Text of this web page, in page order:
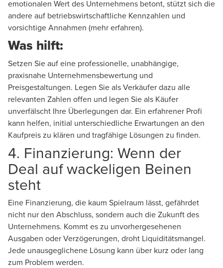
emotionalen Wert des Unternehmens betont, stützt sich die
andere auf betriebswirtschaftliche Kennzahlen und
vorsichtige Annahmen (mehr erfahren).
Was hilft:
Setzen Sie auf eine professionelle, unabhängige,
praxisnahe Unternehmensbewertung und
Preisgestaltungen. Legen Sie als Verkäufer dazu alle
relevanten Zahlen offen und legen Sie als Käufer
unverfälscht Ihre Überlegungen dar. Ein erfahrener Profi
kann helfen, initial unterschiedliche Erwartungen an den
Kaufpreis zu klären und tragfähige Lösungen zu finden.
4. Finanzierung: Wenn der
Deal auf wackeligen Beinen
steht
Eine Finanzierung, die kaum Spielraum lässt, gefährdet
nicht nur den Abschluss, sondern auch die Zukunft des
Unternehmens. Kommt es zu unvorhergesehenen
Ausgaben oder Verzögerungen, droht Liquiditätsmangel.
Jede unausgeglichene Lösung kann über kurz oder lang
zum Problem werden.